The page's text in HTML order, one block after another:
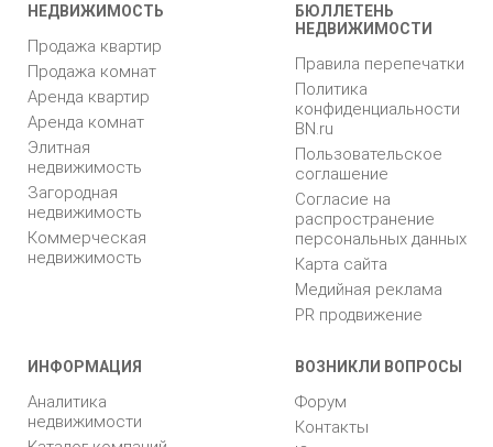
НЕДВИЖИМОСТЬ
Продажа квартир
Продажа комнат
Аренда квартир
Аренда комнат
Элитная
недвижимость
Загородная
недвижимость
Коммерческая
недвижимость
БЮЛЛЕТЕНЬ
НЕДВИЖИМОСТИ
Правила перепечатки
Политика
конфиденциальности
BN.ru
Пользовательское
соглашение
Согласие на
распространение
персональных данных
Карта сайта
Медийная реклама
PR продвижение
ИНФОРМАЦИЯ
Аналитика
недвижимости
ВОЗНИКЛИ ВОПРОСЫ
Форум
Контакты